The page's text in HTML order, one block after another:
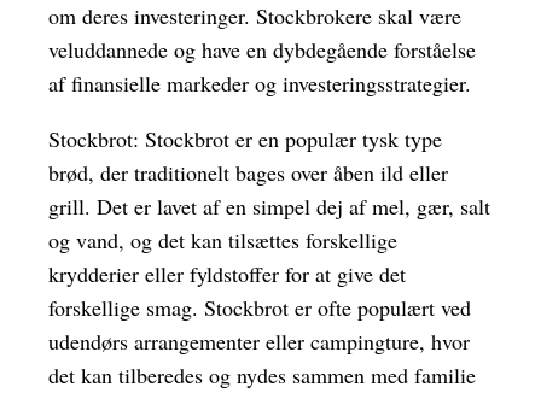
om deres investeringer. Stockbrokere skal være
veluddannede og have en dybdegående forståelse
af finansielle markeder og investeringsstrategier.
Stockbrot: Stockbrot er en populær tysk type
brød, der traditionelt bages over åben ild eller
grill. Det er lavet af en simpel dej af mel, gær, salt
og vand, og det kan tilsættes forskellige
krydderier eller fyldstoffer for at give det
forskellige smag. Stockbrot er ofte populært ved
udendørs arrangementer eller campingture, hvor
det kan tilberedes og nydes sammen med familie